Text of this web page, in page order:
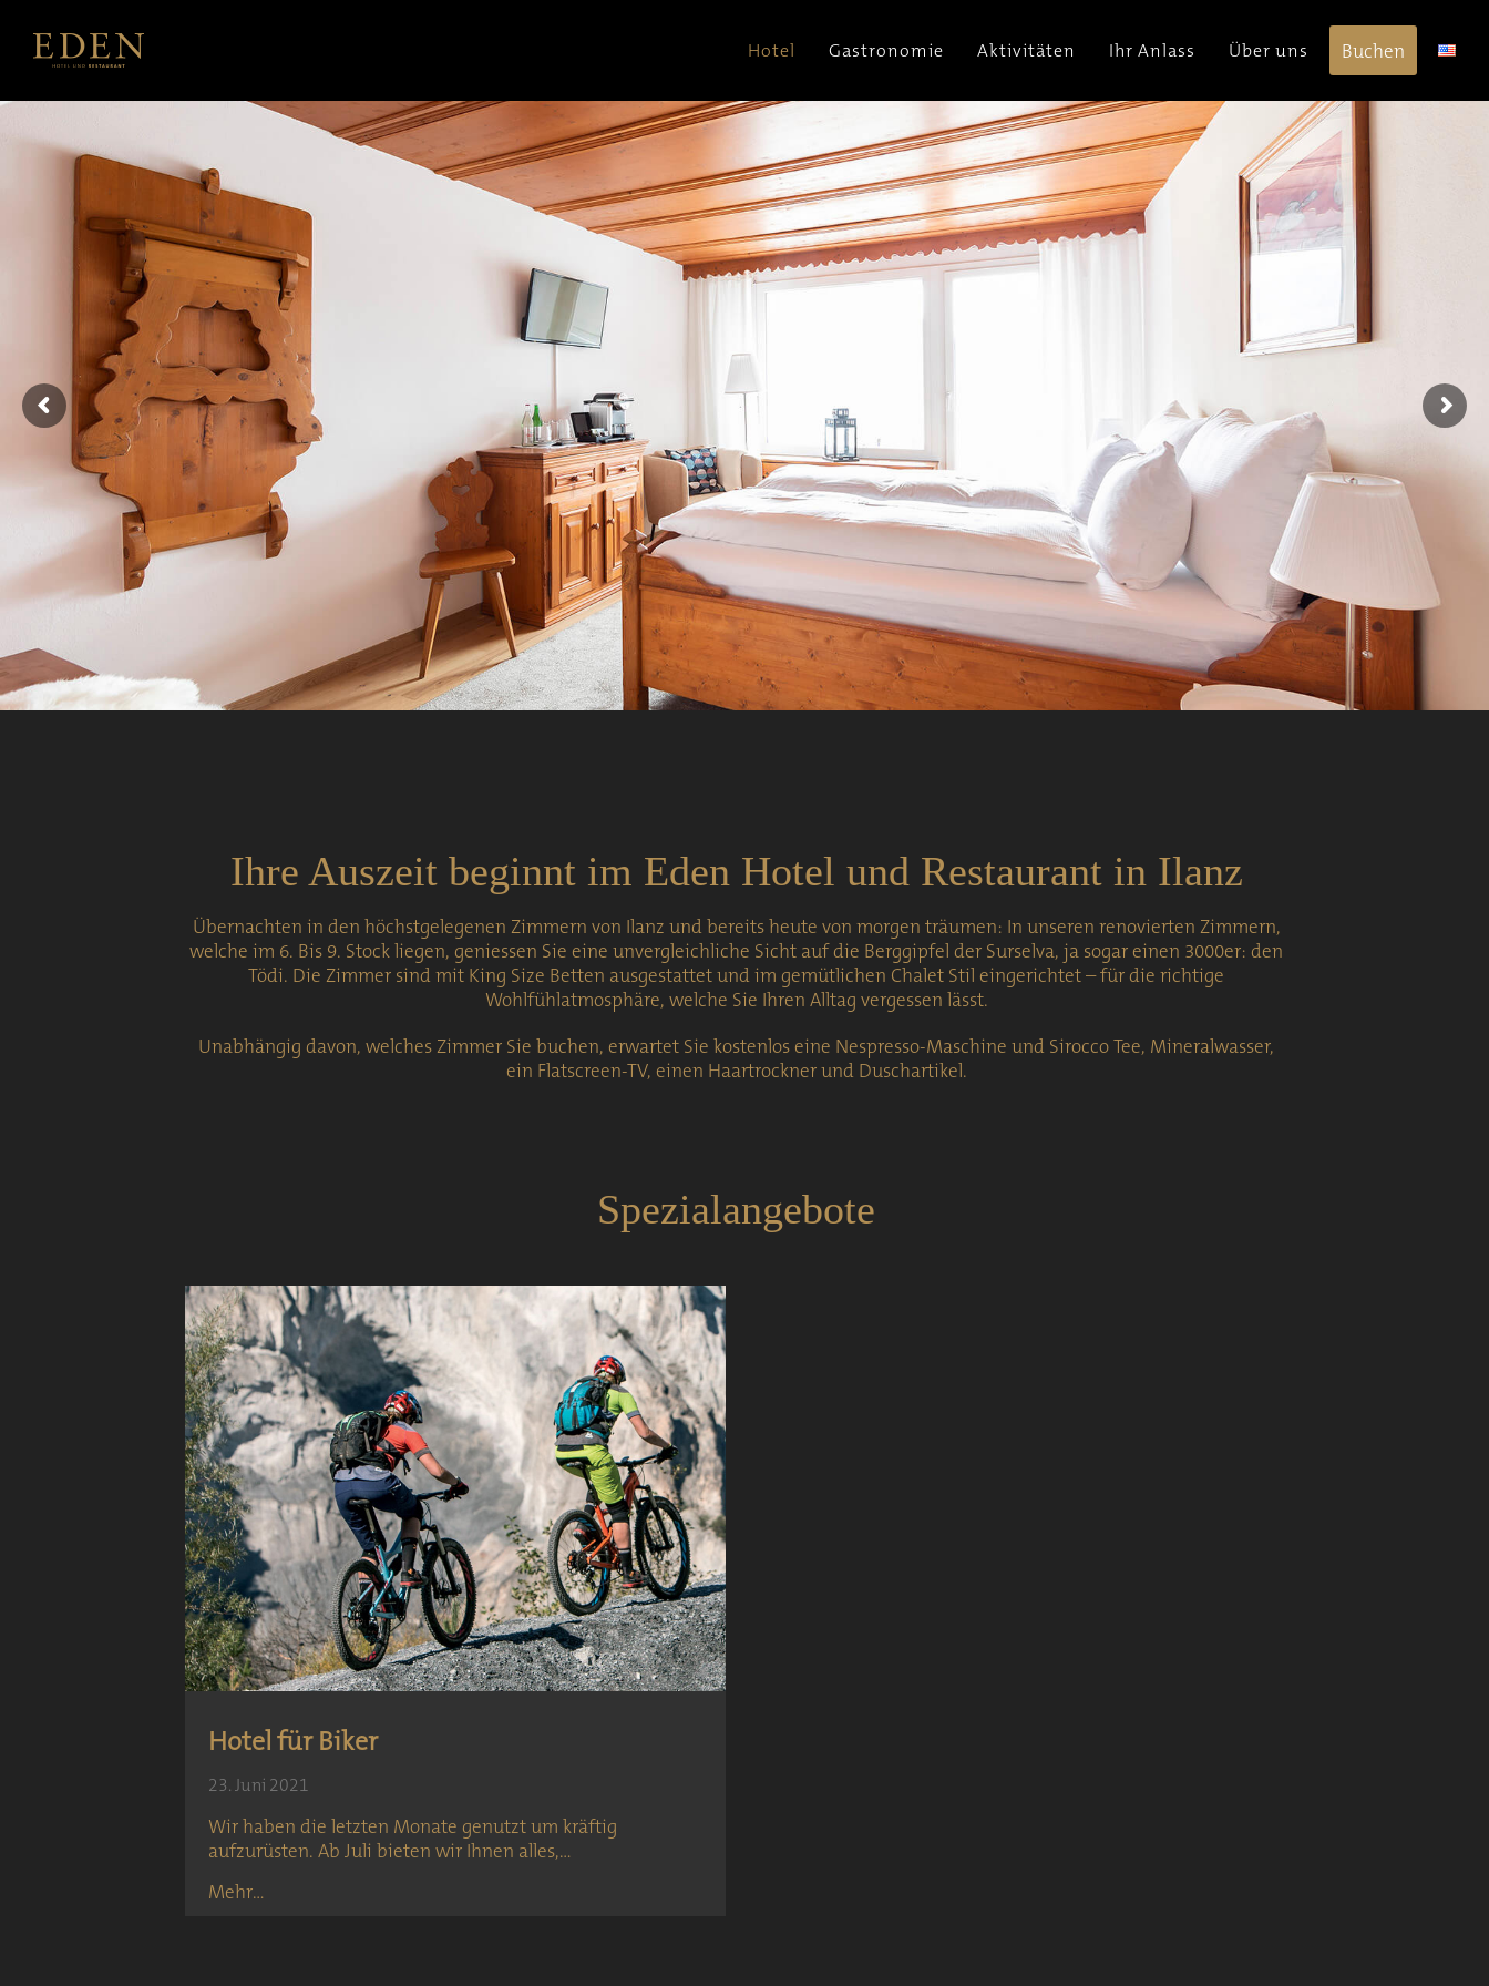
Hotel Gastronomie Aktivitäten Ihr Anlass Über uns Buchen
Ihre Auszeit beginnt im Eden Hotel und Restaurant in Ilanz
Übernachten in den höchstgelegenen Zimmern von Ilanz und bereits heute von morgen träumen: In unseren renovierten Zimmern,
welche im 6. Bis 9. Stock liegen, geniessen Sie eine unvergleichliche Sicht auf die Berggipfel der Surselva, ja sogar einen 3000er: den
Tödi. Die Zimmer sind mit King Size Betten ausgestattet und im gemütlichen Chalet Stil eingerichtet – für die richtige
Wohlfühlatmosphäre, welche Sie Ihren Alltag vergessen lässt.
Unabhängig davon, welches Zimmer Sie buchen, erwartet Sie kostenlos eine Nespresso-Maschine und Sirocco Tee, Mineralwasser,
ein Flatscreen-TV, einen Haartrockner und Duschartikel.
Spezialangebote
Hotel für Biker
23. Juni 2021
Wir haben die letzten Monate genutzt um kräftig
aufzurüsten. Ab Juli bieten wir Ihnen alles,…
Mehr...